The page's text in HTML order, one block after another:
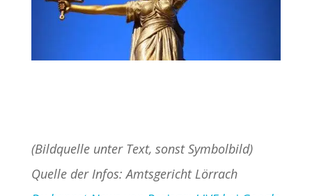
(Bildquelle unter Text, sonst Symbolbild)
Quelle der Infos: Amtsgericht Lörrach